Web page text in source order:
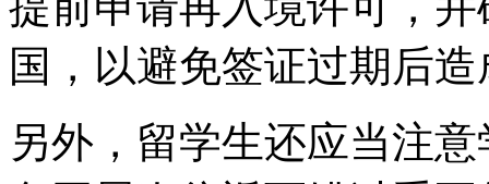
国，以避免签证过期后
另外，留学生还应当注